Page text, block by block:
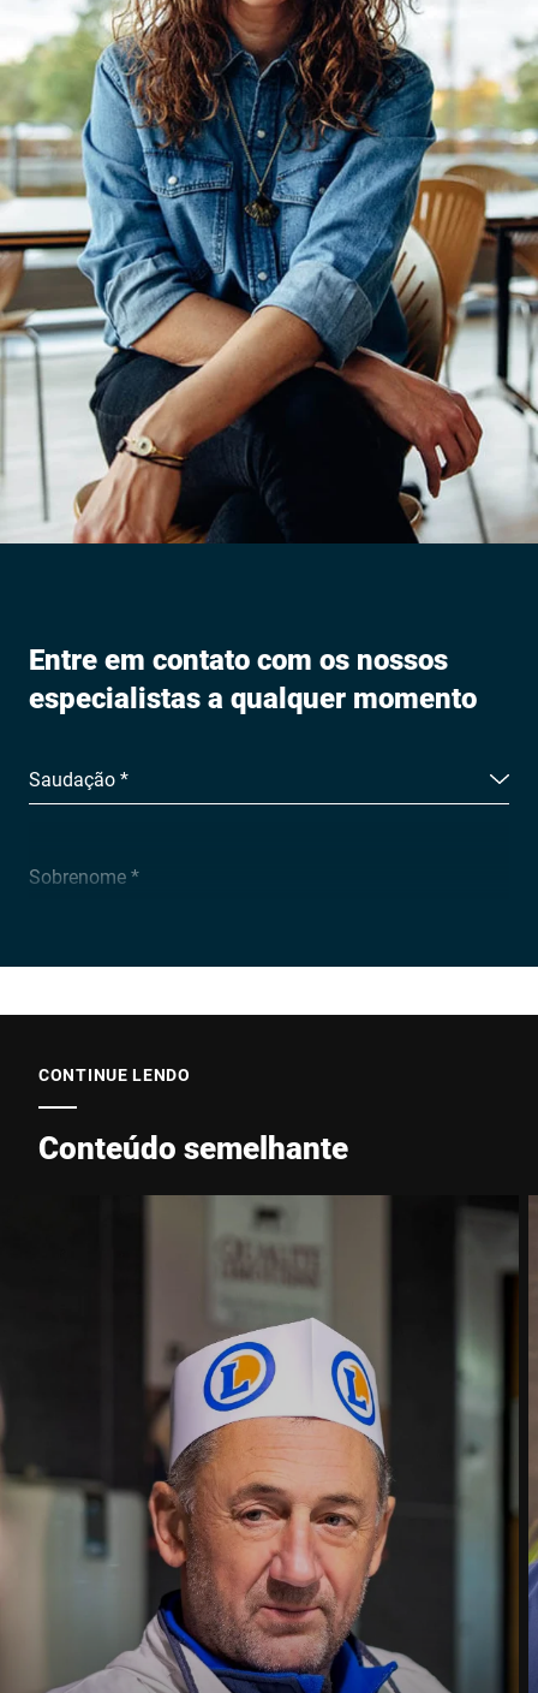
Entre em contato com os nossos
especialistas a qualquer momento
Saudação *
Sobrenome *
Empresa *
E-mail *
Telefone *
Contacte-nos *
CONTINUE LENDO
Conteúdo semelhante